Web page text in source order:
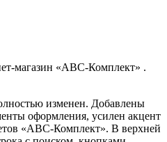
изменен. Добавлены
оформления, усилен акцент
«ABC-Комплект». В верхней